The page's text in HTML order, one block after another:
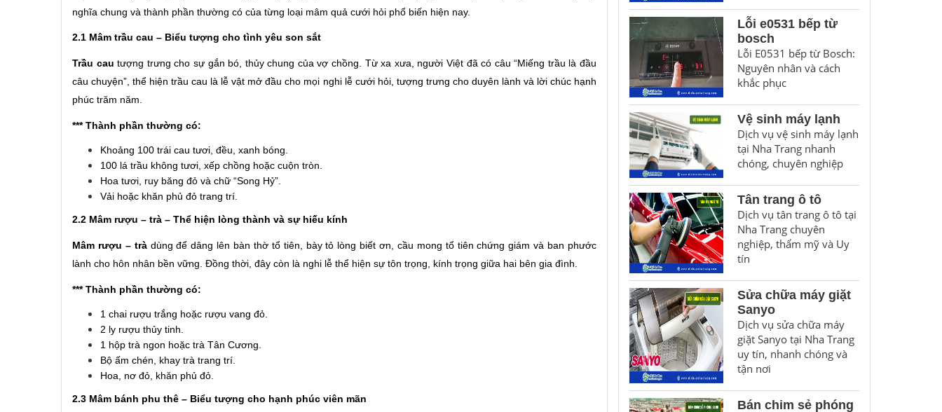
nghĩa chung và thành phần thường có của từng loại mâm quả cưới hỏi phổ biến hiện nay.
2.1 Mâm trầu cau – Biểu tượng cho tình yêu son sắt
Trầu cau tượng trưng cho sự gắn bó, thủy chung của vợ chồng. Từ xa xưa, người Việt đã có câu “Miếng trầu là đầu
câu chuyện”, thể hiện trầu cau là lễ vật mở đầu cho mọi nghi lễ cưới hỏi, tượng trưng cho duyên lành và lời chúc hạnh
phúc trăm năm.
*** Thành phần thường có:
Khoảng 100 trái cau tươi, đều, xanh bóng.
100 lá trầu không tươi, xếp chồng hoặc cuộn tròn.
Hoa tươi, ruy băng đỏ và chữ “Song Hỷ”.
Vải hoặc khăn phủ đỏ trang trí.
2.2 Mâm rượu – trà – Thể hiện lòng thành và sự hiếu kính
Mâm rượu – tràdùng để dâng lên bàn thờ tổ tiên, bày tỏ lòng biết ơn, cầu mong tổ tiên chứng giám và ban phước
lành cho hôn nhân bền vững. Đồng thời, đây còn là nghi lễ thể hiện sự tôn trọng, kính trọng giữa hai bên gia đình.
*** Thành phần thường có:
1 chai rượu trắng hoặc rượu vang đỏ.
2 ly rượu thủy tinh.
1 hộp trà ngon hoặc trà Tân Cương.
Bộ ấm chén, khay trà trang trí.
Hoa, nơ đỏ, khăn phủ đỏ.
2.3 Mâm bánh phu thê – Biểu tượng cho hạnh phúc viên mãn
Lỗi e0531 bếp từ
bosch
Lỗi E0531 bếp từ Bosch:
Nguyên nhân và cách
khắc phục
Vệ sinh máy lạnh
Dịch vụ vệ sinh máy lạnh
tại Nha Trang nhanh
chóng, chuyên nghiệp
Tân trang ô tô
Dịch vụ tân trang ô tô tại
Nha Trang chuyên
nghiệp, thẩm mỹ và Uy
tín
Sửa chữa máy giặt
Sanyo
Dịch vụ sửa chữa máy
giặt Sanyo tại Nha Trang
uy tín, nhanh chóng và
tận nơi
Bán chim sẻ phóng